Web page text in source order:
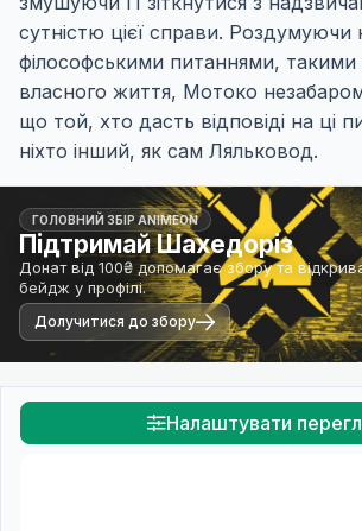
сутністю цієї справи. Роздумуючи
філософськими питаннями, такими
власного життя, Мотоко
що той, хто дасть відповіді на ці
ніхто інший, як сам Ляльковод.
ГОЛОВНИЙ ЗБІР ANIMEON
Підтримай Шахедоріз
Донат від 100₴ допомагає збору та
бейдж у профілі.
Долучитися до збору
Налаштувати